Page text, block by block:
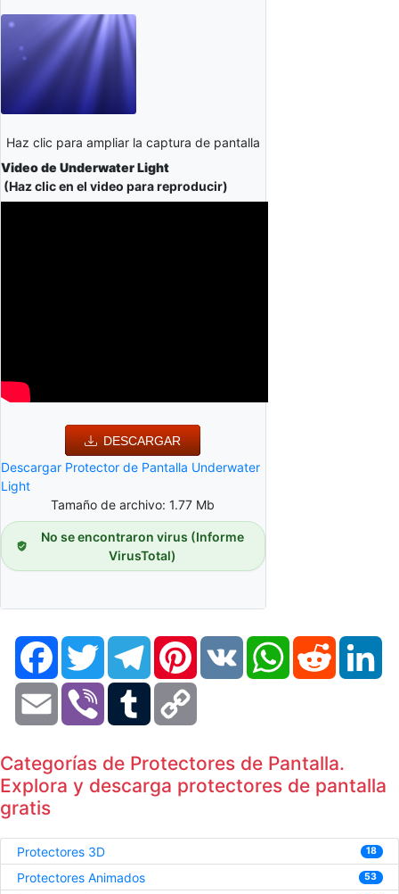
Haz clic para ampliar la captura de pantalla
Video de Underwater Light
(Haz clic en el video para reproducir)
DESCARGAR
Descargar Protector de Pantalla Underwater
Light
Tamaño de archivo: 1.77 Mb
No se encontraron virus (Informe
VirusTotal)
FacebookTwitter TelegramPinterestVK WhatsAppReddit
Email Viber Tumblr
Categorías de Protectores de Pantalla.
Explora y descarga protectores de pantalla
gratis
Protectores 3D 18
Protectores Animados 53